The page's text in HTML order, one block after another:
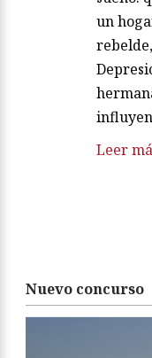
un
Leer
Nuevo concurso